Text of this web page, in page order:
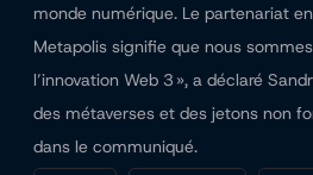
monde numérique. Le partenariat
Metapolis signifie que nous
l’innovation Web 3 », a déclaré
des métaverses et des jetons non
dans le communiqué.